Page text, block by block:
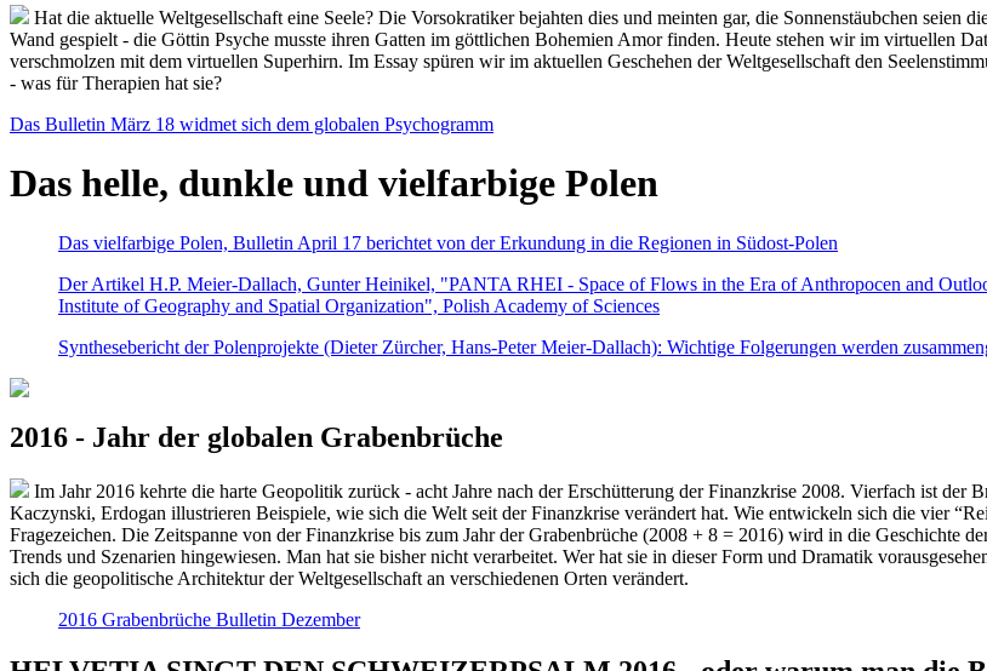
Hat die aktuelle Weltgesellschaft eine Seele? Die Vorsokratiker bejahten dies und meinten gar, die Sonnenstäubchen seien
Wand gespielt - die Göttin Psyche musste ihren Gatten im göttlichen Bohemien Amor finden. Heute stehen wir im virtuellen
verschmolzen mit dem virtuellen Superhirn. Im Essay spüren wir im aktuellen Geschehen der Weltgesellschaft den
- was für Therapien hat sie?
Das Bulletin März 18 widmet sich dem globalen Psychogramm
Das helle, dunkle und vielfarbige Polen
Das vielfarbige Polen, Bulletin April 17 berichtet von der Erkundung in die Regionen in Südost-Polen
Der Artikel H.P. Meier-Dallach, Gunter Heinikel, "PANTA RHEI - Space of Flows in the Era of Anthropocen and
Institute of Geography and Spatial Organization", Polish Academy of Sciences
Synthesebericht der Polenprojekte (Dieter Zürcher, Hans-Peter Meier-Dallach): Wichtige Folgerungen werden
2016 - Jahr der globalen Grabenbrüche
Im Jahr 2016 kehrte die harte Geopolitik zurück - acht Jahre nach der Erschütterung der Finanzkrise 2008. Vierfach ist
Kaczynski, Erdogan illustrieren Beispiele, wie sich die Welt seit der Finanzkrise verändert hat. Wie entwickeln sich die vier
Fragezeichen. Die Zeitspanne von der Finanzkrise bis zum Jahr der Grabenbrüche (2008 + 8 = 2016) wird in die Geschichte
Trends und Szenarien hingewiesen. Man hat sie bisher nicht verarbeitet. Wer hat sie in dieser Form und Dramatik
sich die geopolitische Architektur der Weltgesellschaft an verschiedenen Orten verändert.
2016 Grabenbrüche Bulletin Dezember